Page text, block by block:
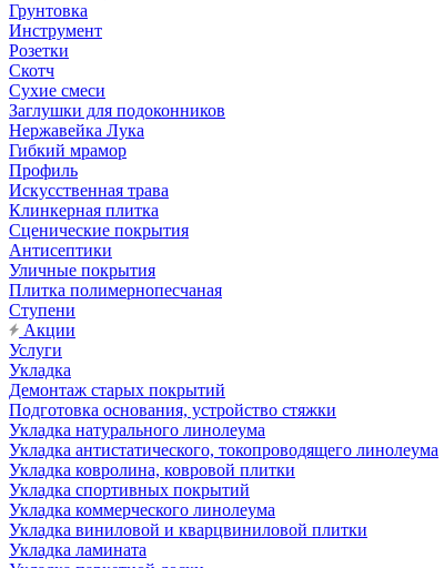
Грунтовка
Инструмент
Розетки
Скотч
Сухие смеси
Заглушки для подоконников
Нержавейка Лука
Гибкий мрамор
Профиль
Искусственная трава
Клинкерная плитка
Сценические покрытия
Антисептики
Уличные покрытия
Плитка полимернопесчаная
Ступени
Акции
Услуги
Укладка
Демонтаж старых покрытий
Подготовка основания, устройство стяжки
Укладка натурального линолеума
Укладка антистатического, токопроводящего линолеума
Укладка ковролина, ковровой плитки
Укладка спортивных покрытий
Укладка коммерческого линолеума
Укладка виниловой и кварцвиниловой плитки
Укладка ламината